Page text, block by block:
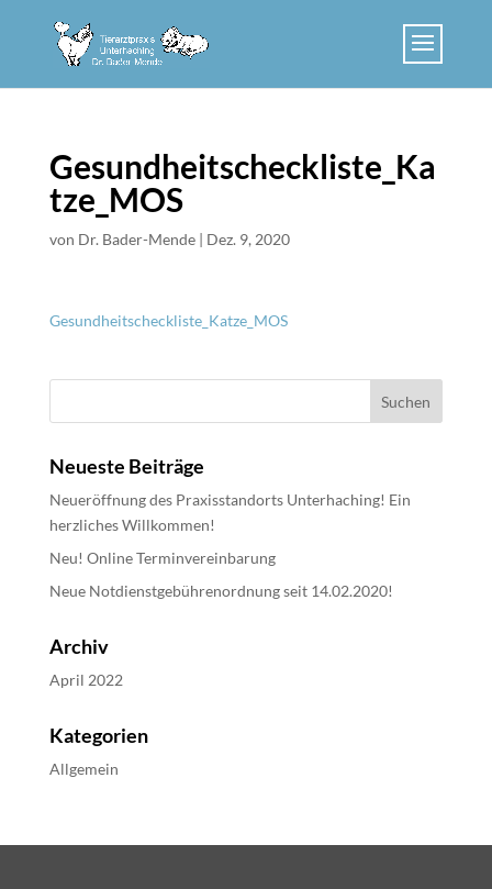
content
Gesundheitscheckliste_Ka
tze_MOS
von Dr. Bader-Mende| Dez. 9, 2020
Gesundheitscheckliste_Katze_MOS
Suchen
Neueste Beiträge
Neueröffnung des Praxisstandorts Unterhaching! Ein
herzliches Willkommen!
Neu! Online Terminvereinbarung
Neue Notdienstgebührenordnung seit 14.02.2020!
Archiv
April 2022
Kategorien
Allgemein